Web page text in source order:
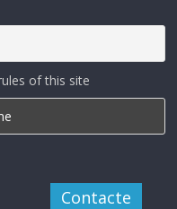
of this site
Contacte